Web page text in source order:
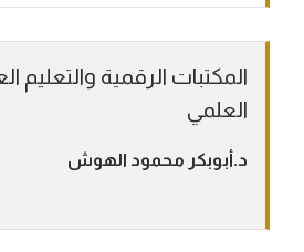
المكتبات الرقمية والتعليم
العلمي
د.أبوبكر محمود الهوش